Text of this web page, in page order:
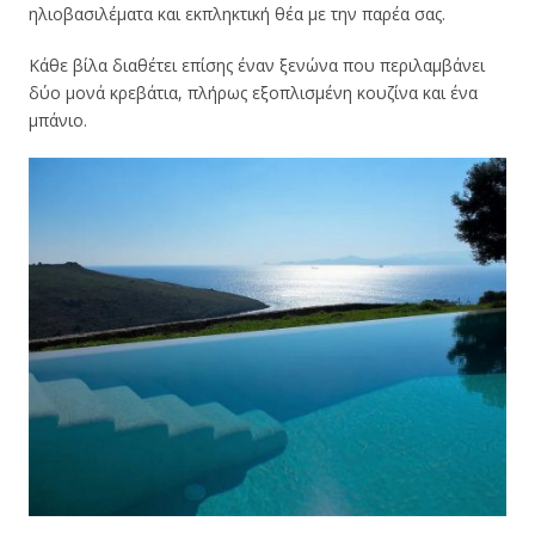
ηλιοβασιλέματα και εκπληκτική θέα με την παρέα σας.
Κάθε βίλα διαθέτει επίσης έναν ξενώνα που περιλαμβάνει
δύο μονά κρεβάτια, πλήρως εξοπλισμένη κουζίνα και ένα
μπάνιο.